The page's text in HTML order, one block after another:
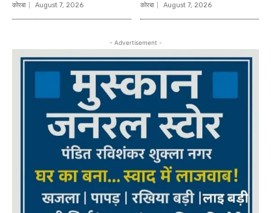
कोरबा August 7, 2026 कोरबा August 7, 2026
- Advertisement -